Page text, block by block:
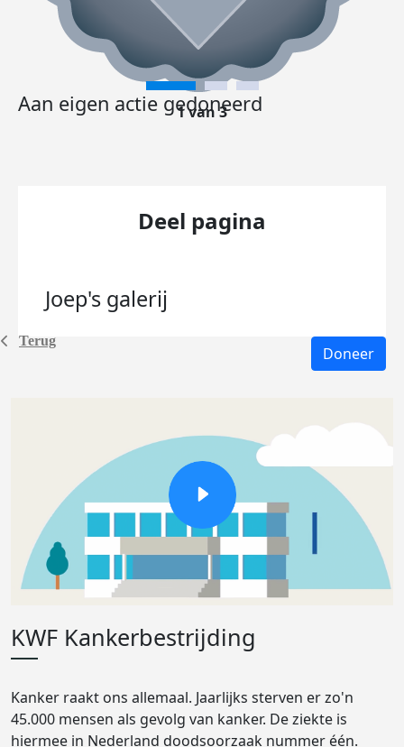
Terug
Aan eigen actie gedoneerd
1 van 3
Deel pagina
Joep's galerij
Doneer
KWF Kankerbestrijding
Kanker raakt ons allemaal. Jaarlijks sterven er zo'n
45.000 mensen als gevolg van kanker. De ziekte is
hiermee in Nederland doodsoorzaak nummer één.